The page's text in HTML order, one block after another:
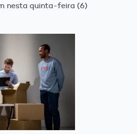
nesta quinta-feira (6)